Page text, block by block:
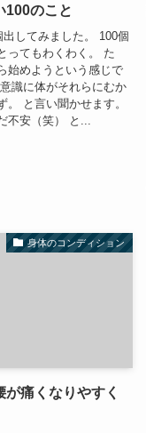
100のこと
してみました。 100個
ってもわくわく。 た
始めようという感じで
識に体がそれらにむか
。 と言い聞かせます。
不安（笑） と...
身体のコンディション
痛くなりやすく